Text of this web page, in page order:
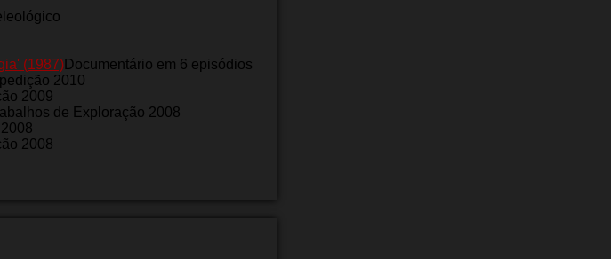
(1987)Documentário em 6 episódios
2010
2009
de Exploração 2008
2008